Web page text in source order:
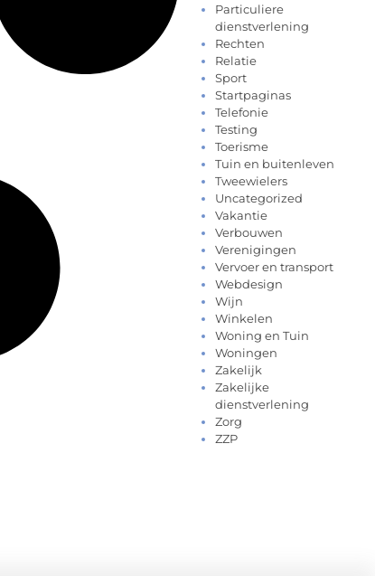
Particuliere
dienstverlening
Rechten
Relatie
Sport
Startpaginas
Telefonie
Testing
Toerisme
Tuin en buitenleven
Tweewielers
Uncategorized
Vakantie
Verbouwen
Verenigingen
Vervoer en transport
Webdesign
Wijn
Winkelen
Woning en Tuin
Woningen
Zakelijk
Zakelijke
dienstverlening
Zorg
ZZP